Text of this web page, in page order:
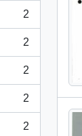
2
2
2
2
2